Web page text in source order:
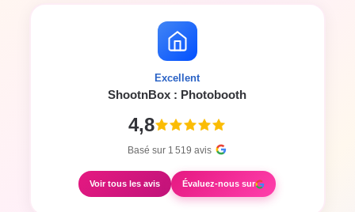
Excellent
ShootnBox : Photobooth
4,8
Basé sur 1 519 avis
Voir tous les avis Évaluez-nous sur